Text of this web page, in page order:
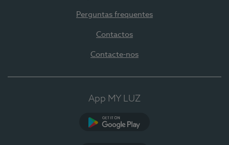
Perguntas frequentes
Contactos
Contacte-nos
App MY LUZ